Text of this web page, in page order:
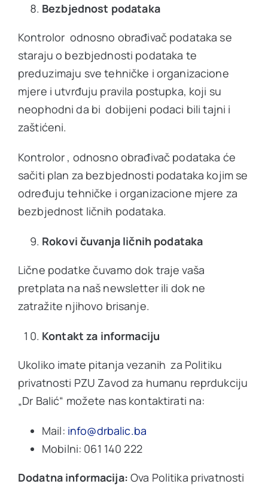
Bezbjednost podataka
Kontrolor odnosno obrađivač podataka se
staraju o bezbjednosti podataka te
preduzimaju sve tehničke i organizacione
mjere i utvrđuju pravila postupka, koji su
neophodni da bi dobijeni podaci bili tajni i
zaštićeni.
Kontrolor , odnosno obrađivač podataka će
sačiti plan za bezbjednosti podataka kojim se
određuju tehničke i organizacione mjere za
bezbjednost ličnih podataka.
Rokovi čuvanja ličnih podataka
Lične podatke čuvamo dok traje vaša
pretplata na naš newsletter ili dok ne
zatražite njihovo brisanje.
Kontakt za informaciju
Ukoliko imate pitanja vezanih za Politiku
privatnosti PZU Zavod za humanu reprdukciju
„Dr Balić“ možete nas kontaktirati na:
Mail: info@drbalic.ba
Mobilni: 061 140 222
Dodatna informacija: Ova Politika privatnosti